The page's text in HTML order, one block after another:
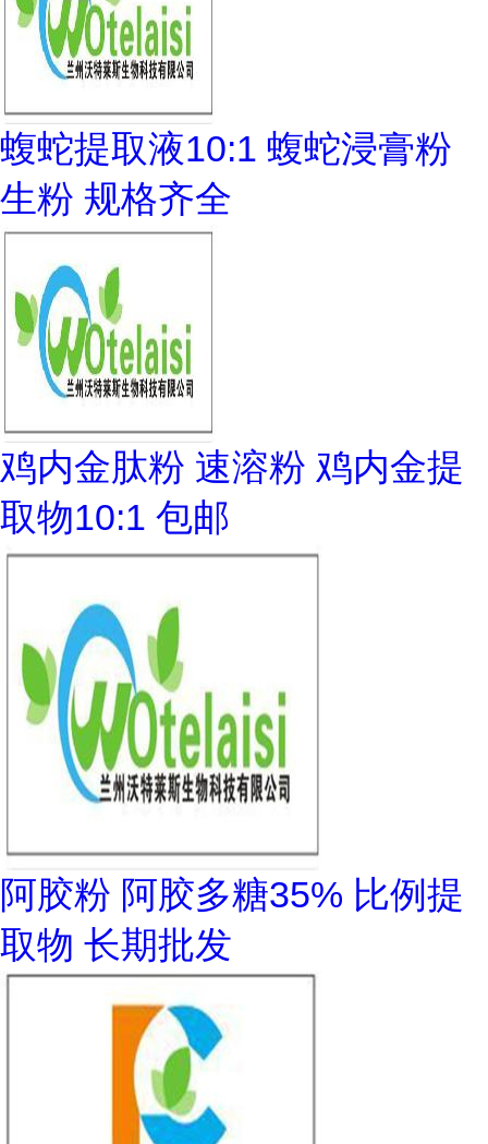
蝮蛇提取液10:1 蝮蛇浸膏粉
生粉 规格齐全
鸡内金肽粉 速溶粉 鸡内金提
取物10:1 包邮
阿胶粉 阿胶多糖35% 比例提
取物 长期批发